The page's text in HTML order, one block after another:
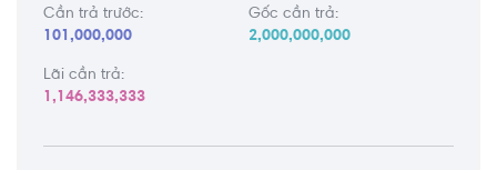
Cần trả trước:
101,000,000
Gốc cần trả:
2,000,000,000
Lãi cần trả:
1,146,333,333